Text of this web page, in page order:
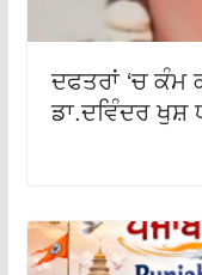
ਦਫਤਰਾਂ ‘ਚ
ਡਾ.ਦਵਿੰਦਰ ਖੁਸ਼